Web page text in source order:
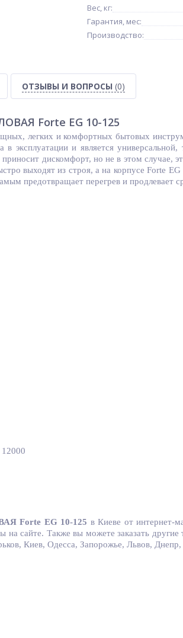
Вес, кг:
Гарантия, мес:
Производство:
ОТЗЫВЫ И ВОПРОСЫ (0)
Forte EG 10-125
легких и комфортных бытовых
эксплуатации и является
дискомфорт, но не в этом случае,
выходят из строя, а на корпусе Forte
предотвращает перегрев и продлевает
Forte EG 10-125 в Киеве от интернет-
на сайте. Также вы можете заказать
Киев, Одесса, Запорожье, Львов,